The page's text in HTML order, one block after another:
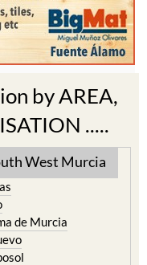
by AREA,
.....
West Murcia
de Murcia